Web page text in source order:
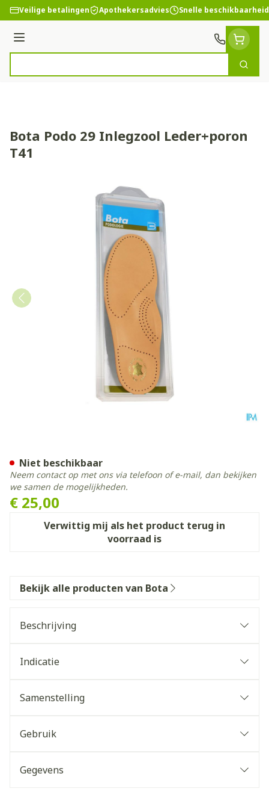
Ga naar de inhoud
Veilige betalingen Apothekersadvies Snelle beschikbaarheid
Menu
Zoek
Bota Podo 29 Inlegzool Leder+poron
T41
€ 25,00
Verwittig mij als het product terug in
voorraad is
Niet beschikbaar
Neem contact op met ons via telefoon of e-mail, dan bekijken
we samen de mogelijkheden.
Bekijk alle producten van Bota
Beschrijving
Indicatie
Samenstelling
Gebruik
Gegevens